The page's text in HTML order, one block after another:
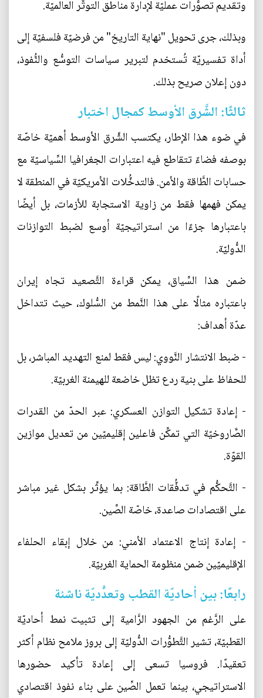
وتقديم تصوُّرات عمليّة لإدارة مناطق التوتُّر العالميّة.
وبذلك، جرى تحويل "نهاية التاريخ" من فرضيّة فلسفيّة إلى
أداة تفسيريّة تُستخدم لتبرير سياسات التوسُّع والنُّفوذ،
دون إعلان صريح بذلك.
ثالثًا: الشَّرق الأوسط كمجال اختبار
في ضوء هذا الإطار، يكتسب الشَّرق الأوسط أهميّة خاصّة
بوصفه فضاءً تتقاطع فيه اعتبارات الجغرافيا السِّياسيّة مع
حسابات الطَّاقة والأمن. فالتدخُّلات الأمريكيّة في المنطقة لا
يمكن فهمها فقط من زاوية الاستجابة للأزمات، بل أيضًا
باعتبارها جزءًا من استراتيجيّة أوسع لضبط التوازنات
الدُّوليّة.
ضمن هذا السِّياق، يمكن قراءة التَّصعيد تجاه إيران
باعتباره مثالًا على هذا النَّمط من السُّلوك، حيث تتداخل
عدّة أهداف:
- ضبط الانتشار النَّووي: ليس فقط لمنع التهديد المباشر، بل
للحفاظ على بنية ردع تظل خاضعة للهيمنة الغربيّة.
- إعادة تشكيل التوازن العسكري: عبر الحدّ من القدرات
الصَّاروخيّة التي تمكِّن فاعلين إقليميّين من تعديل موازين
القوّة.
- التَّحكُّم في تدفُّقات الطَّاقة: بما يؤثِّر بشكل غير مباشر
على اقتصادات صاعدة، خاصّة الصِّين.
- إعادة إنتاج الاعتماد الأمني: من خلال إبقاء الحلفاء
الإقليميّين ضمن منظومة الحماية الغربيّة.
رابعًا: بين أحاديّة القطب وتعدُّديّة ناشئة
على الرَّغم من الجهود الرَّامية إلى تثبيت نمط أحاديّة
القطبيّة، تشير التَّطوُّرات الدُّوليّة إلى بروز ملامح نظام أكثر
تعقيدًا. فروسيا تسعى إلى إعادة تأكيد حضورها
الاستراتيجي، بينما تعمل الصِّين على بناء نفوذ اقتصادي